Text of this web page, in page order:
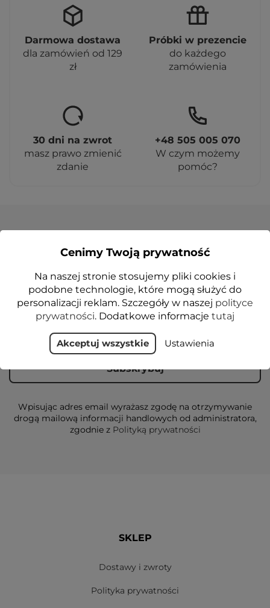
Darmowa dostawa
dla zamówień od 129
zł
Próbki w prezencie
do każdego
zamówienia
30 dni na zwrot
masz prawo zmienić
zdanie
+48 505 005 070
W czym możemy
pomóc?
NEWSLETTER
Otrzymuj informację o nowościach i
wyprzedażach
Wpisując adres email wyrażasz zgodę na otrzymywanie
drogą mailową informacji handlowych od administratora,
zgodnie z Polityką prywatności
SKLEP
Dostawy i zwroty
Polityka prywatności
Cenimy Twoją prywatność
Na naszej stronie stosujemy pliki cookies i
podobne technologie, które mogą służyć do
personalizacji reklam. Szczegóły w naszej polityce
prywatności. Dodatkowe informacje tutaj
Akceptuj wszystkie Ustawienia